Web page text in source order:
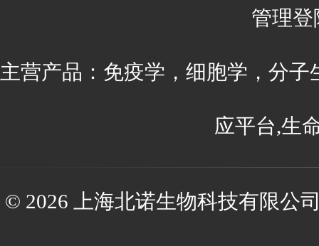
管理登
主营产品：免疫学，细胞学，分
应平台,生
© 2026 上海北诺生物科技有限公